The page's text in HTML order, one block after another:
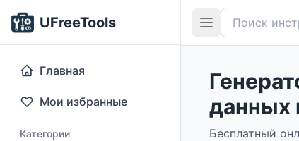
UFreeTools
Главная
Мои избранные
Категории
данных
Бесплатный